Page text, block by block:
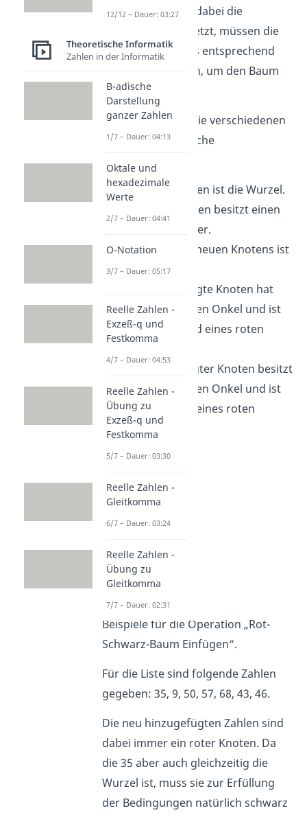
erhalten. Werden dabei die
Bedingungen verletzt, müssen die
Knoten des Baums entsprechend
umgefärbt werden, um den Baum
zu reparieren.
Dabei gibt es für die verschiedenen
Fälle unterschiedliche
Der neue Knoten ist die Wurzel.
Ein neuer Knoten besitzt einen
schwarzen Vater.
Der Vater des neuen Knotens ist
rot.
Der hinzugefügte Knoten hat
einen schwarzen Onkel und ist
das rechte Kind eines roten
Ein hinzugefügter Knoten besitzt
einen schwarzen Onkel und ist
das linke Kind eines roten
Vaters.
Beispiele
Beispiele für die Operation „Rot-
Schwarz-Baum Einfügen“.
Für die Liste sind folgende Zahlen
gegeben: 35, 9, 50, 57, 68, 43, 46.
Die neu hinzugefügten Zahlen sind
dabei immer ein roter Knoten. Da
die 35 aber auch gleichzeitig die
Wurzel ist, muss sie zur Erfüllung
der Bedingungen natürlich schwarz
12/12 – Dauer: 03:27
Theoretische Informatik
Zahlen in der Informatik
B-adische
Darstellung
ganzer Zahlen
1/7 – Dauer: 04:13
Oktale und
hexadezimale
Werte
2/7 – Dauer: 04:41
O-Notation
3/7 – Dauer: 05:17
Reelle Zahlen -
Exzeß-q und
Festkomma
4/7 – Dauer: 04:53
Reelle Zahlen -
Übung zu
Exzeß-q und
Festkomma
5/7 – Dauer: 03:30
Reelle Zahlen -
Gleitkomma
6/7 – Dauer: 03:24
Reelle Zahlen -
Übung zu
Gleitkomma
7/7 – Dauer: 02:31